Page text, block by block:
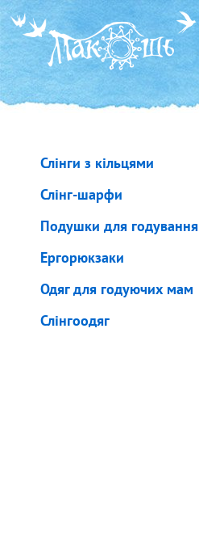
Слінги з кільцями
Слінг-шарфи
Подушки для годування
Ергорюкзаки
Одяг для годуючих мам
Слінгоодяг